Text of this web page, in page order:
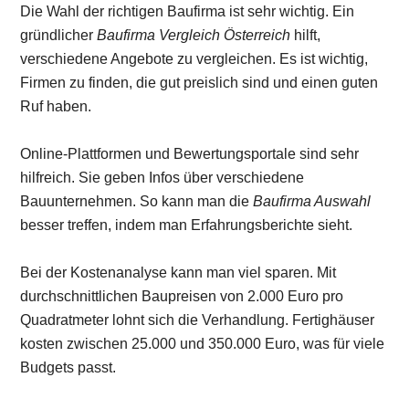
Die Wahl der richtigen Baufirma ist sehr wichtig. Ein
gründlicherBaufirma Vergleich Österreich hilft,
verschiedene Angebote zu vergleichen. Es ist wichtig,
Firmen zu finden, die gut preislich sind und einen guten
Ruf haben.
Online-Plattformen und Bewertungsportale sind sehr
hilfreich. Sie geben Infos über verschiedene
Bauunternehmen. So kann man dieBaufirma Auswahl
besser treffen, indem man Erfahrungsberichte sieht.
Bei der Kostenanalyse kann man viel sparen. Mit
durchschnittlichen Baupreisen von 2.000 Euro pro
Quadratmeter lohnt sich die Verhandlung. Fertighäuser
kosten zwischen 25.000 und 350.000 Euro, was für viele
Budgets passt.